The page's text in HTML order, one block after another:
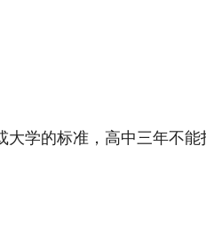
学的标准，高中三年不